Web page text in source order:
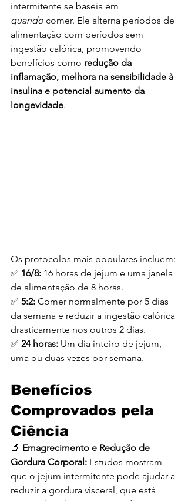
intermitente se baseia em
quando comer. Ele alterna períodos de
alimentação com períodos sem
ingestão calórica, promovendo
benefícios como redução da
inflamação, melhora na sensibilidade à
insulina e potencial aumento da
longevidade.
Os protocolos mais populares incluem:
✅ 16/8: 16 horas de jejum e uma janela
de alimentação de 8 horas.
✅ 5:2: Comer normalmente por 5 dias
da semana e reduzir a ingestão calórica
drasticamente nos outros 2 dias.
✅ 24 horas: Um dia inteiro de jejum,
uma ou duas vezes por semana.
Benefícios
Comprovados pela
Ciência
🔬 Emagrecimento e Redução de
Gordura Corporal: Estudos mostram
que o jejum intermitente pode ajudar a
reduzir a gordura visceral, que está